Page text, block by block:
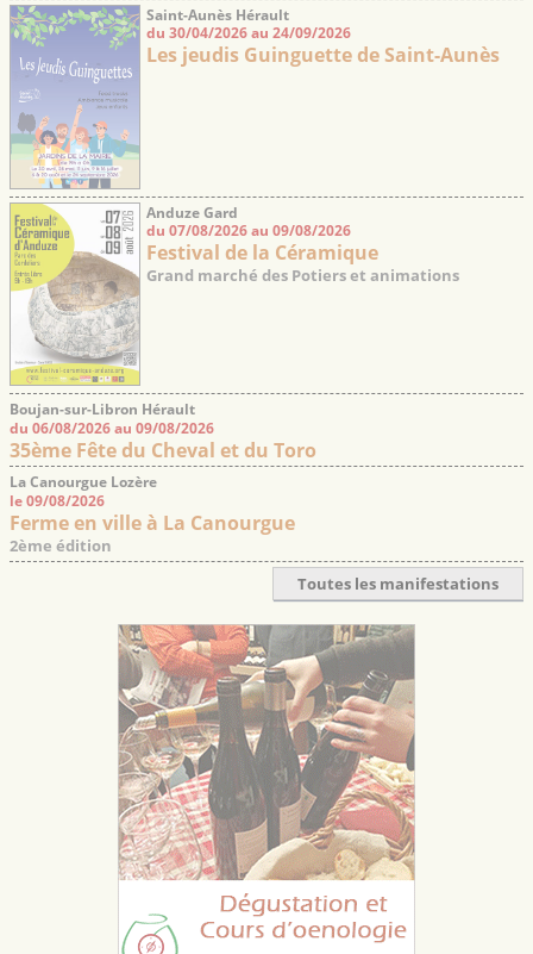
Saint-Aunès Hérault
du 30/04/2026 au 24/09/2026
Les jeudis Guinguette de Saint-Aunès
Anduze Gard
du 07/08/2026 au 09/08/2026
Festival de la Céramique
Grand marché des Potiers et animations
Boujan-sur-Libron Hérault
du 06/08/2026 au 09/08/2026
35ème Fête du Cheval et du Toro
La Canourgue Lozère
le 09/08/2026
Ferme en ville à La Canourgue
2ème édition
Toutes les manifestations